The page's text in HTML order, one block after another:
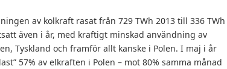
av kolkraft rasat från 729 TWh 2013 till 336
även i år, med kraftigt minskad användning av
Tyskland och framför allt kanske i Polen. I maj i år
57% av elkraften i Polen – mot 80% samma månad